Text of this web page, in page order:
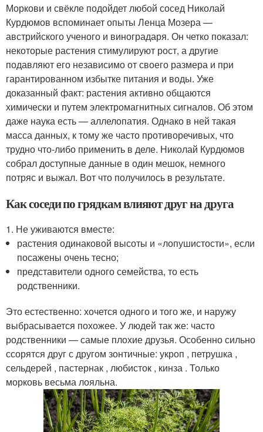
Моркови и свёкле подойдет любой сосед Николай
Курдюмов вспоминает опыты Ленца Мозера —
австрийского ученого и виноградаря. Он четко показал:
некоторые растения стимулируют рост, а другие
подавляют его независимо от своего размера и при
гарантированном избытке питания и воды. Уже
доказанный факт: растения активно общаются
химически и путем электромагнитных сигналов. Об этом
даже наука есть — аллелопатия. Однако в ней такая
масса данных, к тому же часто противоречивых, что
трудно что-либо применить в деле. Николай Курдюмов
собрал доступные данные в один мешок, немного
потряс и выжал. Вот что получилось в результате.
Как соседи по грядкам влияют друг на друга
1. Не уживаются вместе:
растения одинаковой высоты и «лопушистости», если
посажены очень тесно;
представители одного семейства, то есть
родственники.
Это естественно: хочется одного и того же, и наружу
выбрасывается похожее. У людей так же: часто
родственники — самые плохие друзья. Особенно сильно
ссорятся друг с другом зонтичные: укроп , петрушка ,
сельдерей , пастернак , любисток , кинза . Только
морковь весьма лояльна.